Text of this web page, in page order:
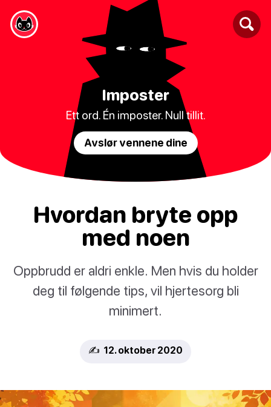
Imposter
Ett ord. Én imposter. Null tillit.
Avslør vennene dine
Hvordan bryte opp
med noen
Oppbrudd er aldri enkle. Men hvis du holder
deg til følgende tips, vil hjertesorg bli
minimert.
✍️ 12. oktober 2020